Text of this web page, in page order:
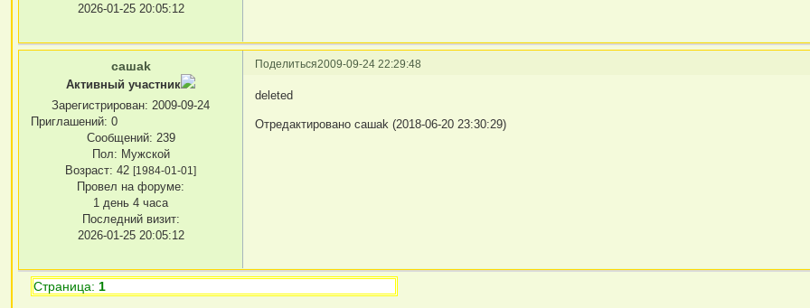
2026-01-25 20:05:12
Поделиться2009-09-24 22:29:48
сашаk
Активный участник
Зарегистрирован: 2009-09-24
Приглашений: 0
Сообщений: 239
Пол: Мужской
Возраст: 42[1984-01-01]
Провел на форуме:
1 день 4 часа
Последний визит:
2026-01-25 20:05:12
deleted
Отредактировано сашаk (2018-06-20 23:30:29)
Страница:1